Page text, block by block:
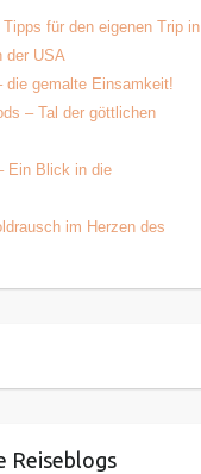
für den eigenen Trip in
der USA
die gemalte Einsamkeit!
– Tal der göttlichen
Ein Blick in die
im Herzen des
Reiseblogs